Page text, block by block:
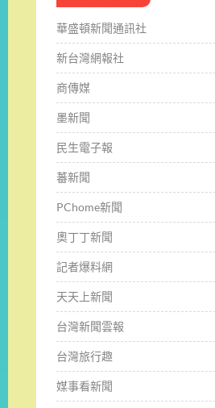
華盛頓新聞通訊社
新台灣網報社
商傳媒
墨新聞
民生電子報
蕃新聞
PChome新聞
奧丁丁新聞
記者爆料網
天天上新聞
台灣新聞雲報
台灣旅行趣
媒事看新聞